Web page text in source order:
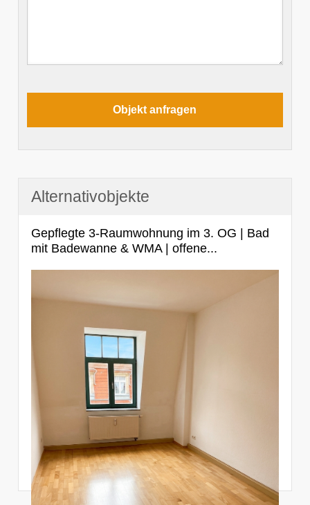
Alternativobjekte
Gepflegte 3-Raumwohnung im 3. OG | Bad
mit Badewanne & WMA | offene...